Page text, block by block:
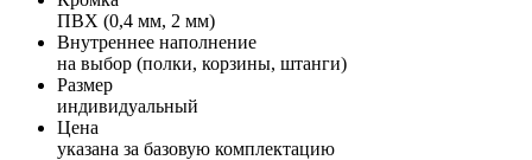
ПВХ (0,4 мм, 2 мм)
Внутреннее наполнение
на выбор (полки, корзины, штанги)
Размер
индивидуальный
Цена
указана за базовую комплектацию